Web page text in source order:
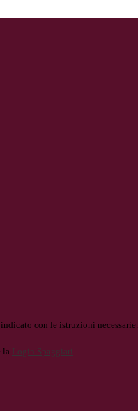
con le istruzioni necessarie.
la Login Spaggiari